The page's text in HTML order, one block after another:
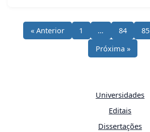
« Anterior 1 … 84 85
Próxima »
Universidades
Editais
Dissertações